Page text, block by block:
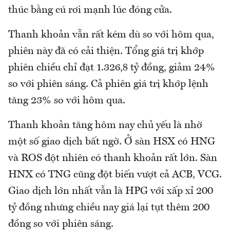
thúc bằng cú rơi mạnh lúc đóng cửa.
Thanh khoản vẫn rất kém dù so với hôm qua,
phiên này đã có cải thiện. Tổng giá trị khớp
phiên chiều chỉ đạt 1.326,8 tỷ đồng, giảm 24%
so với phiên sáng. Cả phiên giá trị khớp lệnh
tăng 23% so với hôm qua.
Thanh khoản tăng hôm nay chủ yếu là nhờ
một số giao dịch bất ngờ. Ở sàn HSX có HNG
và ROS đột nhiên có thanh khoản rất lớn. Sàn
HNX có TNG cũng đột biến vượt cả ACB, VCG.
Giao dịch lớn nhất vẫn là HPG với xấp xỉ 200
tỷ đồng nhưng chiều nay giá lại tụt thêm 200
đồng so với phiên sáng.